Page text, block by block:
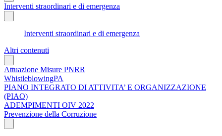
Interventi straordinari e di emergenza
Interventi straordinari e di emergenza
Altri contenuti
Attuazione Misure PNRR
WhistleblowingPA
PIANO INTEGRATO DI ATTIVITA’ E ORGANIZZAZIONE
(PIAO)
ADEMPIMENTI OIV 2022
Prevenzione della Corruzione